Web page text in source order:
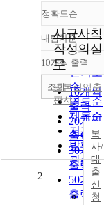
정확도순
정확도
순
인기도
순
연도순
제목순
저자순
발행기
관순
내림차순
내림
10개씩 출력
10개씩
출력
20개씩
출력
30개씩
출력
50개씩
출력
조회
사규사칙
작성의실
무
일본실업출
판사
복
사/
대
출
신
청
2